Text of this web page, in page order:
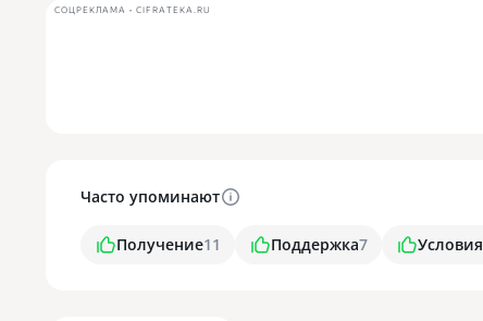
СОЦРЕКЛАМА • CIFRATEKA.RU
Часто упоминают
Получение11 Поддержка7 Условия